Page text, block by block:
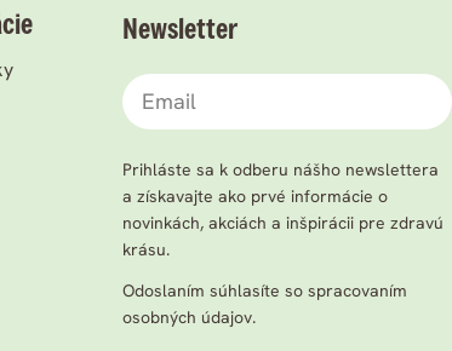
Newsletter
Email
Prihláste sa k odberu nášho newslettera
a získavajte ako prvé informácie o
novinkách, akciách a inšpirácii pre zdravú
krásu.
Odoslaním súhlasíte so spracovaním
osobných údajov.